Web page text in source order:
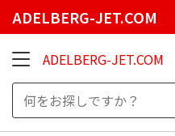
ADELBERG-JET.COM
ADELBERG-JET.COM